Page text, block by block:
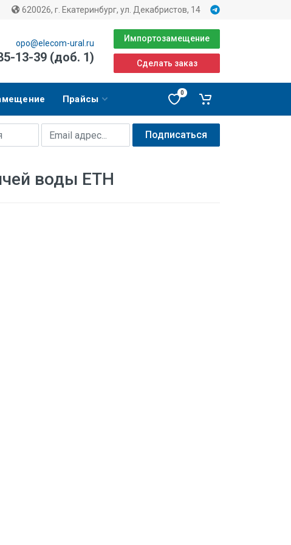
620026, г. Екатеринбург, ул. Декабристов, 14
opo@elecom-ural.ru
13-39 (доб. 1)
Импортозамещение
Сделать заказ
Прайсы
0
Подписаться
воды ETH